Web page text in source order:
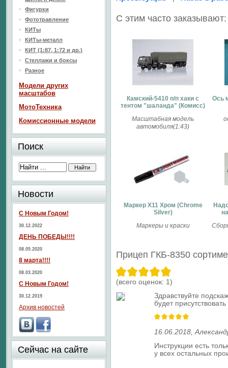
С этим часто заказывают:
Камский-5410 п/п хаки с
тентом "шаланда" (Комисс)
Масштабная модель
автомобиля(1:43)
Ось
Маркер X11 Хром (Chrome
Silver)
Маркеры и краски
Прицеп ГКБ-8350
(всего оценок: 1)
Здравствуйте
будет
16.06.2018
Инструкции есть
у всех остальных
Фигурки
Фототравление
КИТы
КИТы-металл
КИТ (1:87, 1:72 и др.)
Стеллажи и боксы
Разное
Модели других
масштабов
МотоТехника
Комиссионные модели
Поиск
Новости
С Новым Годом!
30.12.2022
ДЕНЬ ПОБЕДЫ!!!!
08.05.2020
8 марта!!!!
08.03.2020
С Новым Годом!
30.12.2019
Архив новостей
Сейчас на сайте